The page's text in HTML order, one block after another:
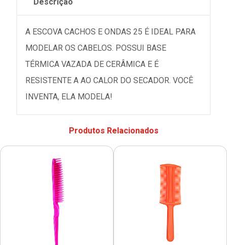
Descrição
A ESCOVA CACHOS E ONDAS 25 É IDEAL PARA
MODELAR OS CABELOS. POSSUI BASE
TÉRMICA VAZADA DE CERÂMICA E É
RESISTENTE A AO CALOR DO SECADOR. VOCÊ
INVENTA, ELA MODELA!
Produtos Relacionados